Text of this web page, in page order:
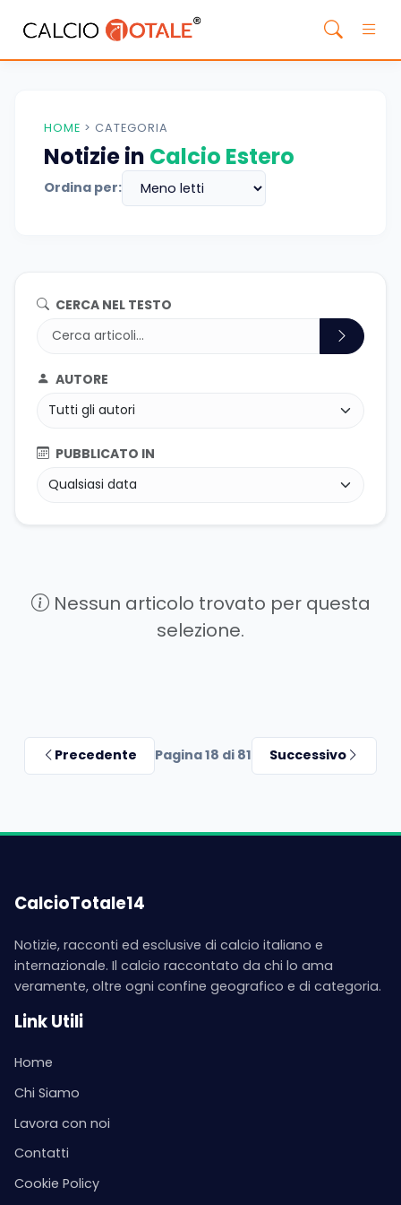
HOME > CATEGORIA
Notizie in Calcio Estero
Ordina per:
CERCA NEL TESTO
AUTORE
PUBBLICATO IN
Nessun articolo trovato per questa
selezione.
Precedente Pagina 18 di 81 Successivo
CalcioTotale14
Notizie, racconti ed esclusive di calcio italiano e
internazionale. Il calcio raccontato da chi lo ama
veramente, oltre ogni confine geografico e di categoria.
Link Utili
Home
Chi Siamo
Lavora con noi
Contatti
Cookie Policy